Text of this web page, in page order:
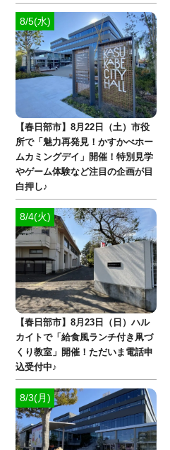
8/5(水)
【春日部市】8月22日（土）市役
所で「魅力再発見！かすかべホー
ムカミングデイ」開催！特別見学
やゲーム体験など注目の企画が目
白押し♪
8/4(火)
【春日部市】8月23日（日）ハル
カイトで「給食風ランチ付き凧づ
くり教室」開催！ただいま電話申
込受付中♪
8/3(月)